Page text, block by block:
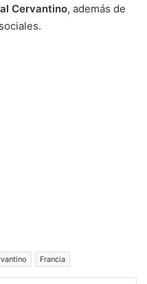
Cervantino, además de
Francia